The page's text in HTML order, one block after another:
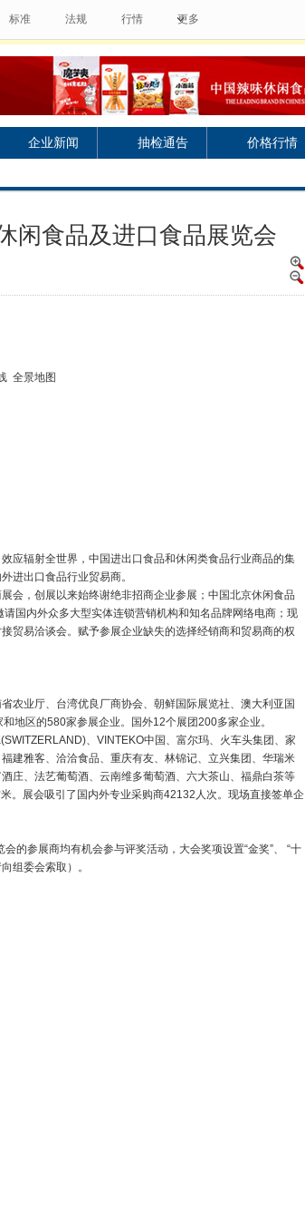
标准 法规 行情 更多
企业新闻 抽检通告 价格行情
闲食品及进口食品展览会
全景地图
辐射全世界，中国进出口食品和休闲类食品行业商品的集
进出口食品行业贸易商。
会，创展以来始终谢绝非招商企业参展；中国北京休闲食品
国内外众多大型实体连锁营销机构和知名品牌网络电商；现
贸易洽谈会。赋予参展企业缺失的选择经销商和贸易商的权
农业厅、台湾优良厂商协会、朝鲜国际展览社、澳大利亚国
地区的580家参展企业。国外12个展团200多家企业。
、VINTEKO中国、富尔玛、火车头集团、家
建雅客、洽洽食品、重庆有友、林锦记、立兴集团、华瑞米
庄、法艺葡萄酒、云南维多葡萄酒、六大茶山、福鼎白茶等
。展会吸引了国内外专业采购商42132人次。现场直接签单企
的参展商均有机会参与评奖活动，大会奖项设置“金奖”、 “十
组委会索取）。
高端水、新型饮料